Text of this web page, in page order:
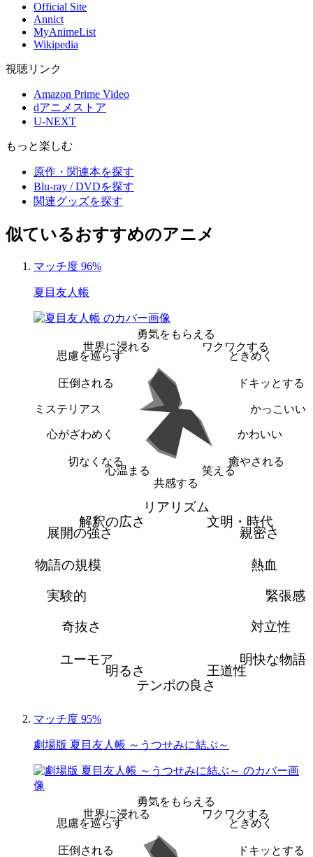
Official Site
Annict
MyAnimeList
Wikipedia
視聴リンク
Amazon Prime Video
dアニメストア
U-NEXT
もっと楽しむ
原作・関連本を探す
Blu-ray / DVDを探す
関連グッズを探す
似ているおすすめのアニメ
マッチ度 96%
夏目友人帳
勇気をもらえる
ワクワクする
ときめく
ドキッとする
かっこいい
かわいい
癒やされる
笑える
共感する
心温まる
切なくなる
心がざわめく
ミステリアス
圧倒される
思慮を巡らす
世界に浸れる
リアリズム
文明・時代
親密さ
熱血
緊張感
対立性
明快な物語
王道性
テンポの良さ
明るさ
ユーモア
奇抜さ
実験的
物語の規模
展開の強さ
解釈の広さ
マッチ度 95%
劇場版 夏目友人帳 ～うつせみに結ぶ～
勇気をもらえる
ワクワクする
ときめく
ドキッとする
圧倒される
思慮を巡らす
世界に浸れる